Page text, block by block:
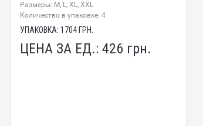
Размеры: M, L, XL, XXL
Количество в упаковке: 4
УПАКОВКА:1704 ГРН.
ЦЕНА ЗА ЕД.:426 грн.